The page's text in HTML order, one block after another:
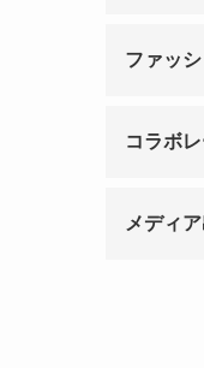
ファッ
コラボ
メディ